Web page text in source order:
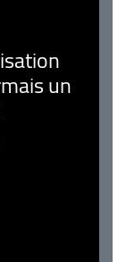
un